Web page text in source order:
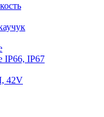
IP66, IP67
42V